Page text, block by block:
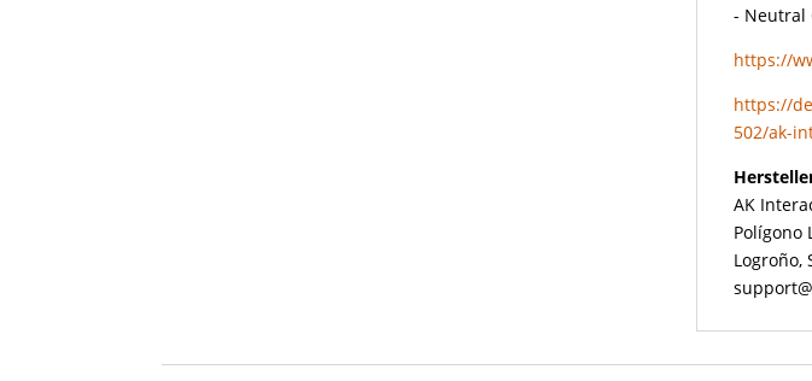
- Neutral
https://
https://
502/ak-
AK
Polígono
Logroño,